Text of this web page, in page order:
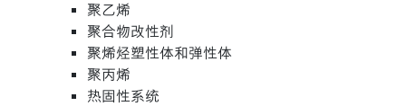
聚乙烯
聚合物改性剂
聚烯烃塑性体和弹性体
聚丙烯
热固性系统